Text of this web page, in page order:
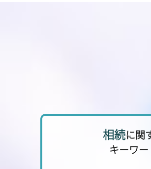
相続に関
キーワー